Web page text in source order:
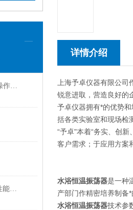
卧式恒温摇床的维护应与及其操作、检修密切配合
两款BSD系列恒温恒湿摇床的性能指标说明
详情介绍
上海予卓仪器有限公
锐意进取，营造良好的
予卓仪器拥有*的优势
括各类实验室和现场检
“予卓"本着“务实、创
客户需求；于应用方案
水浴恒温振荡器是一种
产部门作精密培养制备
水浴恒温振荡器技术参